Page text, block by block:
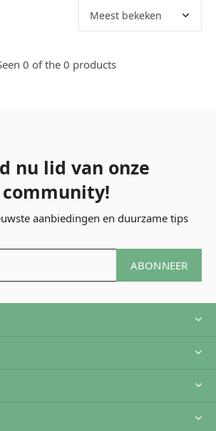
0 of the 0 products
nu lid van onze
community!
aanbiedingen en duurzame tips
ABONNEER